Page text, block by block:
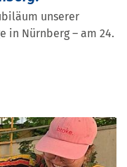
unserer
in Nürnberg – am 24.